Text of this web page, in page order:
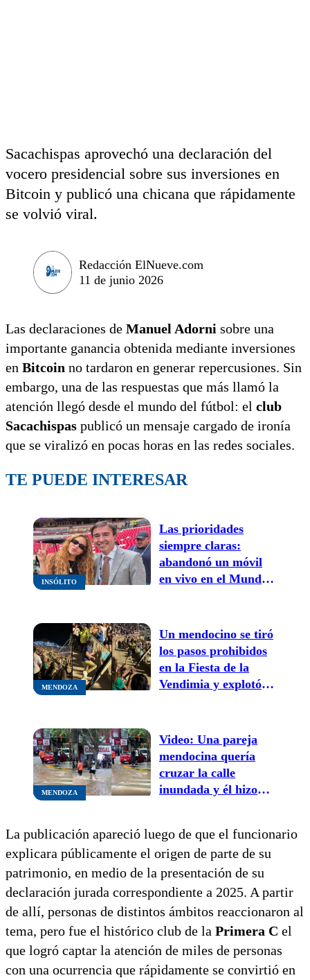
Sacachispas aprovechó una declaración del
vocero presidencial sobre sus inversiones en
Bitcoin y publicó una chicana que rápidamente
se volvió viral.
Redacción ElNueve.com
11 de junio 2026
Las declaraciones de Manuel Adorni sobre una
importante ganancia obtenida mediante inversiones
en Bitcoin no tardaron en generar repercusiones. Sin
embargo, una de las respuestas que más llamó la
atención llegó desde el mundo del fútbol: el club
Sacachispas publicó un mensaje cargado de ironía
que se viralizó en pocas horas en las redes sociales.
TE PUEDE INTERESAR
INSÓLITO
Las prioridades
siempre claras:
abandonó un móvil
en vivo en el Mundial
MENDOZA
Un mendocino se tiró
los pasos prohibidos
en la Fiesta de la
Vendimia y explotó
MENDOZA
Video: Una pareja
mendocina quería
cruzar la calle
inundada y él hizo
sociales
La publicación apareció luego de que el funcionario
explicara públicamente el origen de parte de su
patrimonio, en medio de la presentación de su
declaración jurada correspondiente a 2025. A partir
de allí, personas de distintos ámbitos reaccionaron al
tema, pero fue el histórico club de la Primera C el
que logró captar la atención de miles de personas
con una ocurrencia que rápidamente se convirtió en